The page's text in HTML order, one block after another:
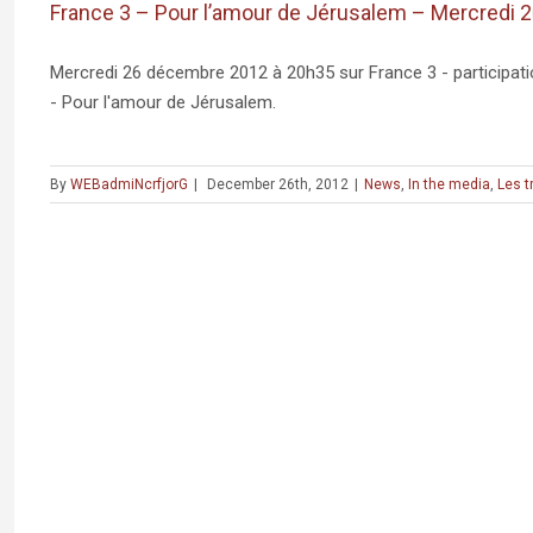
France 3 – Pour l’amour de Jérusalem – Mercredi
Mercredi 26 décembre 2012 à 20h35 sur France 3 -
- Pour l'amour de Jérusalem.
By WEBadmiNcrfjorG December 26th, 2012 News, In the media, Les